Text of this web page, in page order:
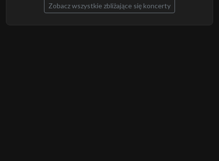
Zobacz wszystkie zbliżające się koncerty